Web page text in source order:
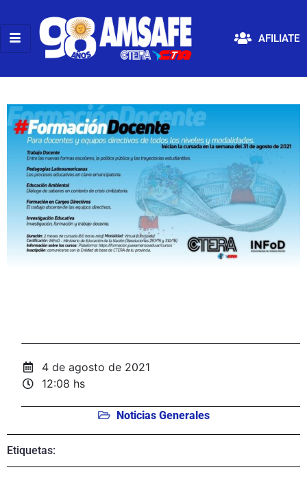
AFILIATE
4 de agosto de 2021
12:08 hs
Noticias Generales
Etiquetas: